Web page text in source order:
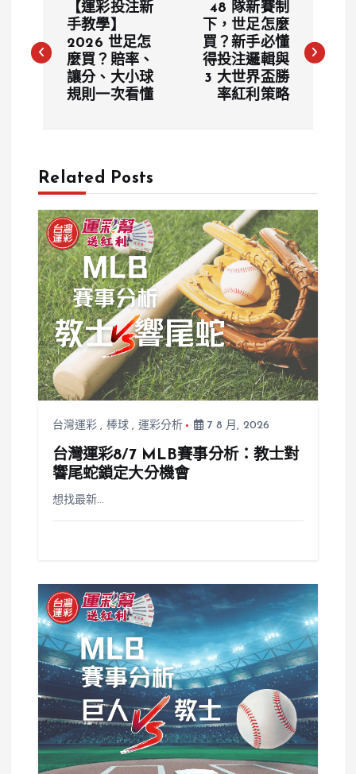
章
導
【運彩投注新
手教學】
2026 世足怎
麼買？賠率、
讓分、大小球
規則一次看懂
48 隊新賽制
下，世足怎麼
買？新手必懂
得投注邏輯與
3 大世界盃勝
率紅利策略
Related Posts
台灣運彩 , 棒球 , 運彩分析 7 8 月, 2026
台灣運彩8/7 MLB賽事分析：教士對
響尾蛇鎖定大分機會
想找最新…